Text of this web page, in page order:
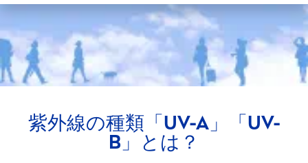
紫外線の種類「UV-A」「UV-
B」とは？